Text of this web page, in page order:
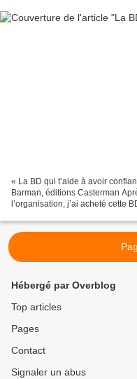
« La BD qui t’aide à avoir
Barman, éditions Casterman
l’organisation, j’ai acheté cette
Hébergé par Overblog
Top articles
Pages
Contact
Signaler un abus